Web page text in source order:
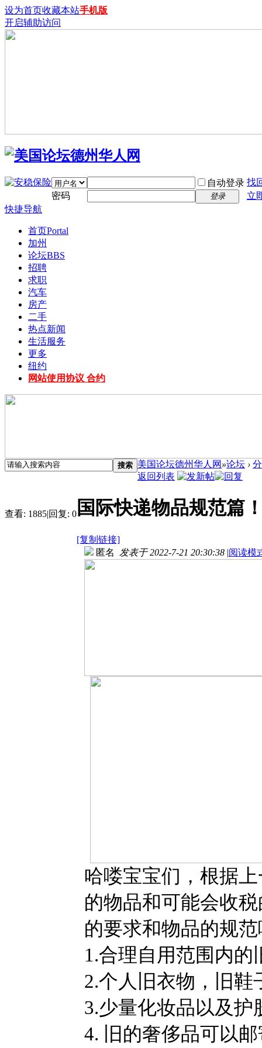
设为首页收藏本站手机版
开启辅助访问
自动登录 找
密码
登录
立
快捷导航
首页Portal
加州
论坛BBS
招聘
求职
汽车
房产
二手
热点新闻
生活服务
更多
纽约
网站使用协议 合约
搜索 美国论坛德州华人网 »论坛 ›
返回列表
查看: 1885|回复: 0 国际快递物品规范篇
[复制链接]
匿名 发表于 2022-7-21 20:30:38 |阅读模
哈喽宝宝们，根据
的物品和可能会收
的要求和物品的规
1.合理⾃⽤范围内的
2.个⼈旧⾐物，旧鞋
3.少量化妆品以及护
4. 旧的奢侈品可以